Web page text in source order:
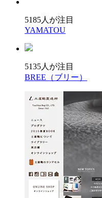
5185人が注目
YAMATOU
5135人が注目
BREE（ブリー）